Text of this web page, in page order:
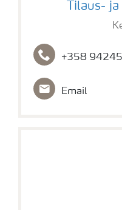
Tilaus-
+358
Email